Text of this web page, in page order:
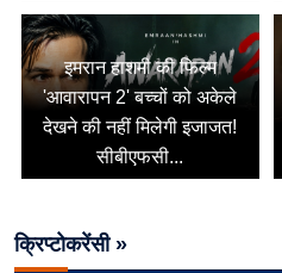
इमरान हाशमी की फिल्म
'आवारापन 2' बच्चों को अकेले
देखने की नहीं मिलेगी इजाजत!
सीबीएफसी...
क्रिप्टोकरेंसी »